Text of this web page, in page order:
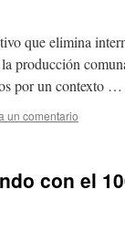
que elimina
producción
por un contexto …
un comentario
con el